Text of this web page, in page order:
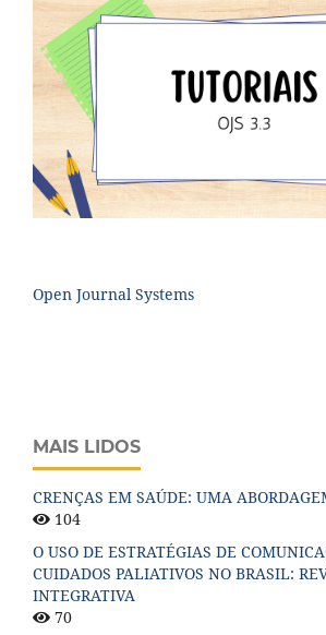
Open Journal Systems
MAIS LIDOS
CRENÇAS EM SAÚDE: UMA
104
O USO DE ESTRATÉGIAS DE
CUIDADOS PALIATIVOS NO BRASIL:
INTEGRATIVA
70